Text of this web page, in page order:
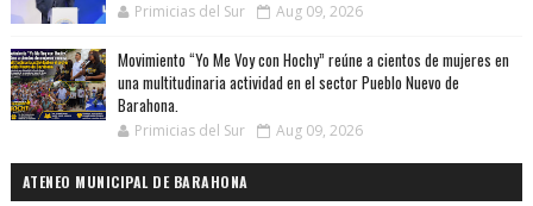
Primicias del Sur Aug 09, 2026
Movimiento “Yo Me Voy con Hochy” reúne a cientos de mujeres en
una multitudinaria actividad en el sector Pueblo Nuevo de
Barahona.
Primicias del Sur Aug 09, 2026
ATENEO MUNICIPAL DE BARAHONA